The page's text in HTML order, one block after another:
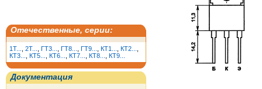
Отечественные, серии:
1T... 2T... ГТ3... ГТ8... ГТ9... КТ1... КТ2...
КТ3...
КТ5... КТ6... КТ7... КТ8... КТ9...
Документация